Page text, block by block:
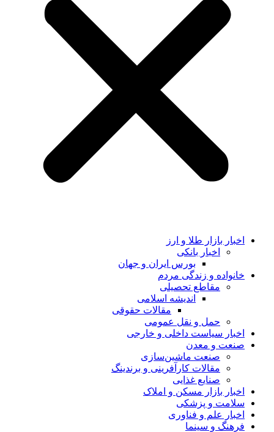
اخبار بازار طلا و ارز
اخبار بانکی
بورس ایران و جهان
خانواده و زندگی مردم
مقاطع تحصیلی
اندیشه اسلامی
مقالات حقوقی
حمل و نقل عمومی
اخبار سیاست داخلی و خارجی
صنعت و معدن
صنعت ماشین‌سازی
مقالات کارآفرینی و برندینگ
صنایع غذایی
اخبار بازار مسکن و املاک
سلامت و پزشکی
اخبار علم و فناوری
فرهنگ و سینما